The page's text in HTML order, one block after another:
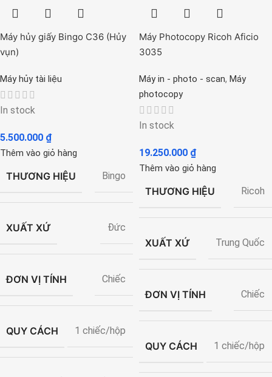
Máy hủy giấy Bingo C36 (Hủy
vụn)
Máy hủy tài liệu
In stock
5.500.000 ₫
Thêm vào giỏ hàng
THƯƠNG HIỆU Bingo
XUẤT XỨ Đức
ĐƠN VỊ TÍNH Chiếc
QUY CÁCH 1 chiếc/hộp
Máy Photocopy Ricoh Aficio
3035
Máy in - photo - scan, Máy
photocopy
In stock
19.250.000 ₫
Thêm vào giỏ hàng
THƯƠNG HIỆU Ricoh
XUẤT XỨ Trung Quốc
ĐƠN VỊ TÍNH Chiếc
QUY CÁCH 1 chiếc/hộp